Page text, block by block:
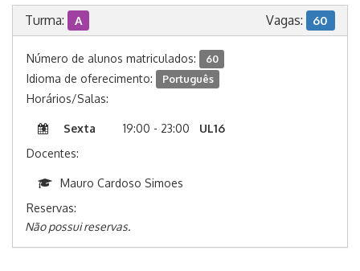
Turma: A Vagas: 60
Número de alunos matriculados: 60
Idioma de oferecimento: Português
Horários/Salas:
Sexta 19:00 - 23:00
UL16
Docentes:
Mauro Cardoso Simoes
Reservas:
Não possui reservas.